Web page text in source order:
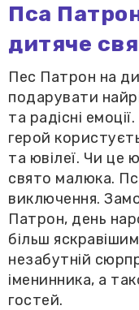
Пса
дитяче
Пес Патрон на
подарувати
та радісні
герой
та ювілеї. Чи це
свято малюка.
виключення.
Патрон, день
більш
незабутній
іменинника, а
гостей.